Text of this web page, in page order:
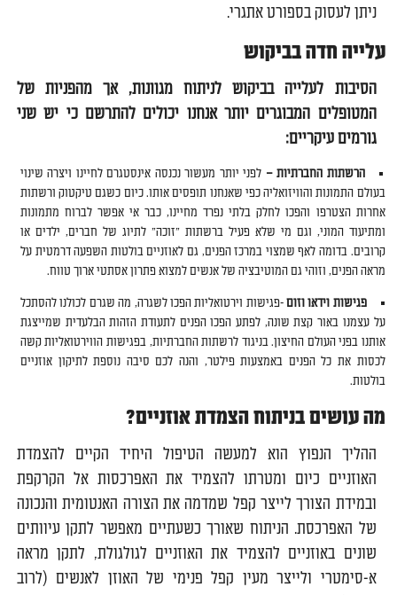
ניתן לעסוק בספורט אתגרי.
עלייה חדה בביקוש
הסיבות לעלייה בביקוש לניתוח מגוונות, אך מהפניות של
המטופלים המבוגרים יותר אנחנו יכולים להתרשם כי יש שני
גורמים עיקריים:
הרשתות החברתיות – לפני יותר מעשור נכנסה אינסטגרם לחיינו ויצרה שינוי
בעולם התמונות והוויזואליה כפי שאנחנו תופסים אותו. כיום כשגם טיקטוק ורשתות
אחרות הצטרפו והפכו לחלק בלתי נפרד מחיינו, כבר אי אפשר לברוח מתמונות
ומתיעוד המוני, וגם מי שלא פעיל ברשתות "זוכה" לתיוג של חברים, ילדים או
קרובים. בדומה לאף שמצוי במרכז הפנים, גם לאוזניים בולטות השפעה דרמטית על
מראה הפנים, וזוהי גם המוטיבציה של אנשים למצוא פתרון אסתטי ארוך טווח.
פגישות וידאו וזום-פגישות וירטואליות הפכו לשגרה, מה שגרם לכולנו להסתכל
על עצמנו באור קצת שונה, לפתע הפכו הפנים לתעודת הזהות הבלעדית שמייצגת
אותנו בפני העולם החיצון. בניגוד לרשתות החברתיות, בפגישות הווירטואליות קשה
לכסות את כל הפנים באמצעות פילטר, והנה לכם סיבה נוספת לתיקון אוזניים
בולטות.
מה עושים בניתוח הצמדת אוזניים?
ההליך הנפוץ הוא למעשה הטיפול היחיד הקיים להצמדת
האוזניים כיום ומטרתו להצמיד את האפרכסות אל הקרקפת
ובמידת הצורך לייצר קפל שמדמה את הצורה האנטומית והנכונה
של האפרכסת. הניתוח שאורך כשעתיים מאפשר לתקן עיוותים
שונים באוזניים להצמיד את האוזניים לגולגולת, לתקן מראה
א-סימטרי ולייצר מעין קפל פנימי של האוזן לאנשים (לרוב